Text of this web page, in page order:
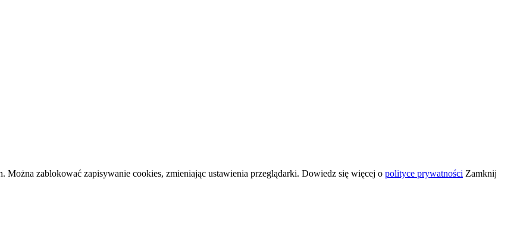
zablokować zapisywanie cookies, zmieniając ustawienia przeglądarki. Dowiedz się więcej o polityce prywatności Zamknij